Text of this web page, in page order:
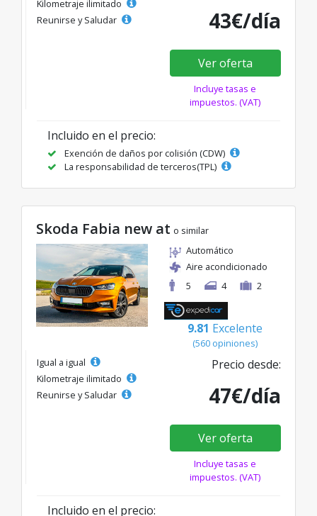
Kilometraje ilimitado
Reunirse y Saludar
43€/día
Ver oferta
Incluye tasas e
impuestos. (VAT)
Incluido en el precio:
Exención de daños por colisión (CDW)
La responsabilidad de terceros(TPL)
Skoda Fabia new at o similar
Automático
Aire acondicionado
5
4 2
9.81 Excelente
(560 opiniones)
Igual a igual
Kilometraje ilimitado
Reunirse y Saludar
Precio desde:
47€/día
Ver oferta
Incluye tasas e
impuestos. (VAT)
Incluido en el precio: